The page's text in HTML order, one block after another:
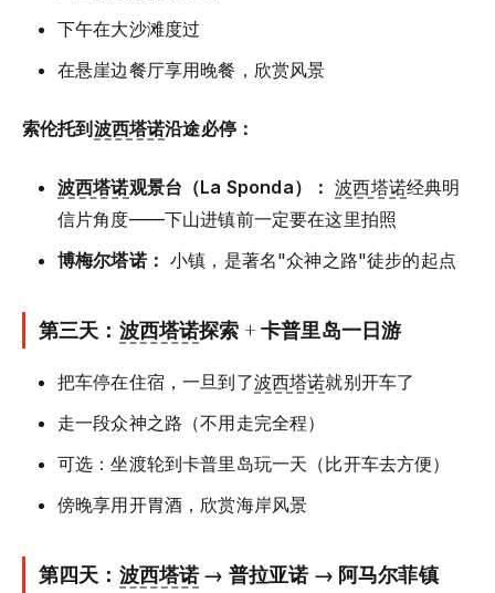
下午在大沙滩度过
在悬崖边餐厅享用晚餐，欣赏风景
索伦托到波西塔诺沿途必停：
波西塔诺观景台（La Sponda）： 波西塔诺经典明
信片角度——下山进镇前一定要在这里拍照
博梅尔塔诺： 小镇，是著名"众神之路"徒步的起点
第三天： 波西塔诺探索 + 卡普里岛一日游
把车停在住宿，一旦到了波西塔诺就别开车了
走一段众神之路（不用走完全程）
可选：坐渡轮到卡普里岛玩一天（比开车去方便）
傍晚享用开胃酒，欣赏海岸风景
第四天： 波西塔诺→ 普拉亚诺 → 阿马尔菲镇